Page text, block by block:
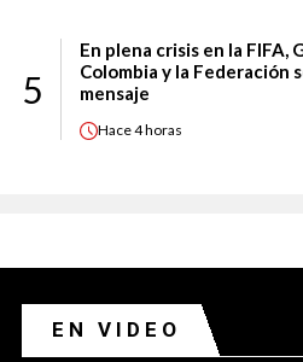
5
En plena crisis en la
Colombia y la Federación
mensaje
Hace4 horas
EN VIDEO